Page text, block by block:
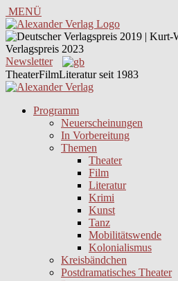
MENÜ
Newsletter
TheaterFilmLiteratur seit 1983
Programm
Neuerscheinungen
In Vorbereitung
Themen
Theater
Film
Literatur
Krimi
Kunst
Tanz
Mobilitätswende
Kolonialismus
Kreisbändchen
Postdramatisches Theater